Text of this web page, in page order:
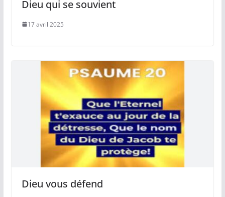
Dieu qui se souvient
17 avril 2025
Dieu vous défend